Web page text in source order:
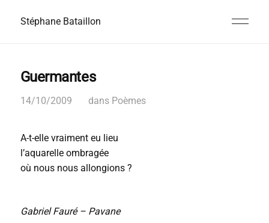
Stéphane Bataillon
Guermantes
14/10/2009 dans Poèmes
A-t-elle vraiment eu lieu
l’aquarelle ombragée
où nous nous allongions ?
Gabriel Fauré – Pavane